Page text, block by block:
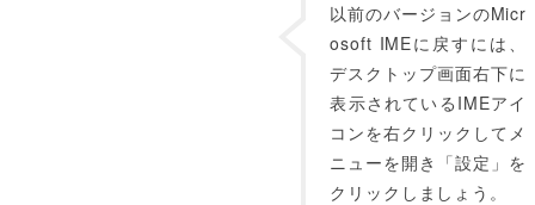
以前のバージョンのMicr
osoft IMEに戻すには、
デスクトップ画面右下に
表示されているIMEアイ
コンを右クリックしてメ
ニューを開き「設定」を
クリックしましょう。